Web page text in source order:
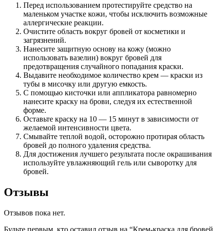
Перед использованием протестируйте средство на
маленьком участке кожи, чтобы исключить возможные
аллергические реакции.
Очистите область вокруг бровей от косметики и
загрязнений.
Нанесите защитную основу на кожу (можно
использовать вазелин) вокруг бровей для
предотвращения случайного попадания краски.
Выдавите необходимое количество крем — краски из
тубы в мисочку или другую емкость.
С помощью кисточки или аппликатора равномерно
нанесите краску на брови, следуя их естественной
форме.
Оставьте краску на 10 — 15 минут в зависимости от
желаемой интенсивности цвета.
Смывайте теплой водой, осторожно протирая область
бровей до полного удаления средства.
Для достижения лучшего результата после окрашивания
используйте увлажняющий гель или сыворотку для
бровей.
Отзывы
Отзывов пока нет.
Будьте первым, кто оставил отзыв на “Крем-краска для бровей